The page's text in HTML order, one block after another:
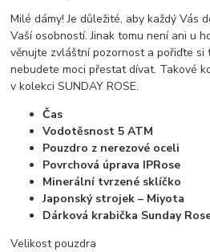
Milé dámy! Je důležité, aby každý Vás
Vaší osobností. Jinak tomu není ani u
věnujte zvláštní pozornost a pořiďte si
nebudete moci přestat dívat. Takové
v kolekci SUNDAY ROSE.
Čas
Vodotěsnost 5 ATM
Pouzdro z nerezové oceli
Povrchová úprava IPRose
Minerální tvrzené sklíčko
Japonský strojek – Miyota
Dárková krabička Sunday
Velikost pouzdra